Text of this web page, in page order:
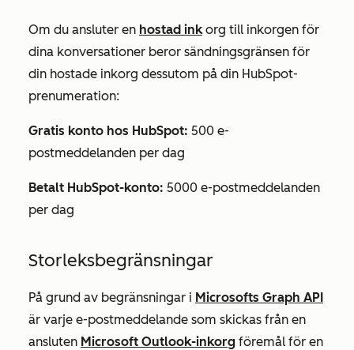
Om du ansluter en hostad inkorg till inkorgen för
dina konversationer beror sändningsgränsen för
din hostade inkorg dessutom på din HubSpot-
prenumeration:
Gratis konto hos HubSpot: 500 e-
postmeddelanden per dag
Betalt HubSpot-konto: 5000 e-postmeddelanden
per dag
Storleksbegränsningar
På grund av begränsningar i Microsofts Graph API
är varje e-postmeddelande som skickas från en
ansluten Microsoft Outlook-inkorg föremål för en